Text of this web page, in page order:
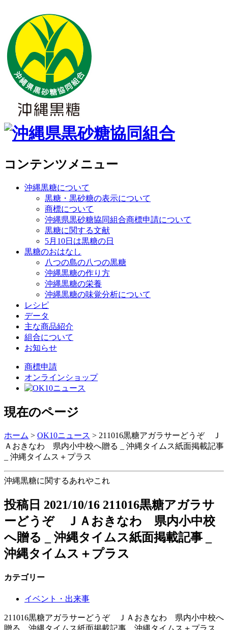
コンテンツメニュー
沖縄黒糖について
黒糖・黒砂糖の表示について
商標について
沖縄県黒砂糖協同組合商標申請について
黒糖に関する文献
5月10日は黒糖の日
黒糖のおはなし
八つの島の八つの黒糖
沖縄黒糖の作り方
沖縄黒糖の栄養
沖縄黒糖の味覚分析について
レシピ
データ
主な商品紹介
組合について
お知らせ
商標申請
オンラインショップ
現在のページ
ホーム > OK10ニュース > 211016黒糖アガラサーどうぞ Ｊ
Ａおきなわ 県内小中校へ贈る _ 沖縄タイムス紙面掲載記事
_ 沖縄タイムス＋プラス
沖縄黒糖に関するあれやこれ
投稿日 2021/10/16 211016黒糖アガラサ
ーどうぞ ＪＡおきなわ 県内小中校
へ贈る _ 沖縄タイムス紙面掲載記事 _
沖縄タイムス＋プラス
カテゴリー
イベント・出来事
211016黒糖アガラサーどうぞ ＪＡおきなわ 県内小中校へ
贈る _ 沖縄タイムス紙面掲載記事 _ 沖縄タイムス＋プラス